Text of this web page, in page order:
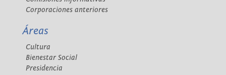
Corporaciones anteriores
Áreas
Cultura
Bienestar Social
Presidencia